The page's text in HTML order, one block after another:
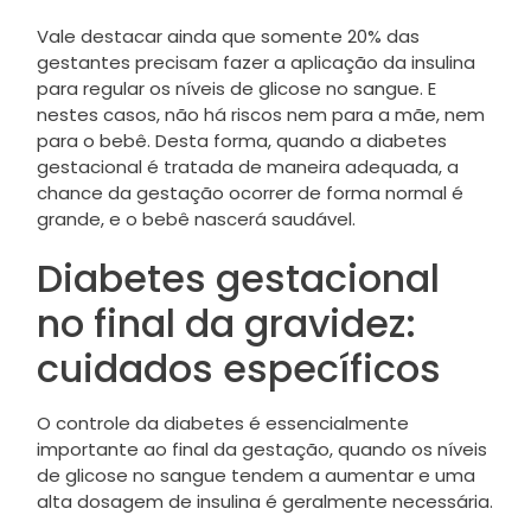
Vale destacar ainda que somente 20% das
gestantes precisam fazer a aplicação da insulina
para regular os níveis de glicose no sangue. E
nestes casos, não há riscos nem para a mãe, nem
para o bebê. Desta forma, quando a diabetes
gestacional é tratada de maneira adequada, a
chance da gestação ocorrer de forma normal é
grande, e o bebê nascerá saudável.
Diabetes gestacional
no final da gravidez:
cuidados específicos
O controle da diabetes é essencialmente
importante ao final da gestação, quando os níveis
de glicose no sangue tendem a aumentar e uma
alta dosagem de insulina é geralmente necessária.